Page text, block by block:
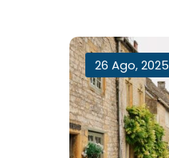
26 Ago, 2025